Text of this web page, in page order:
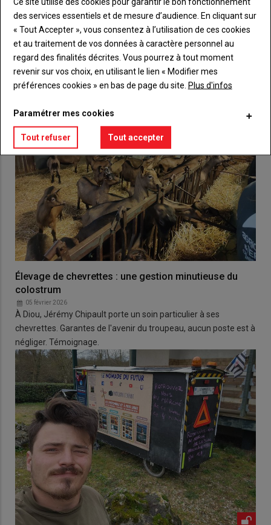
Créez un compte
VOUS AIMEREZ AUSSI
Élevage de chevrettes : une gestion minutieuse du
colostrum
05 février 2026
À Diou, Jérémy Chipault porte un soin particulier à ses
chevrettes. Garantes de l'avenir du troupeau, aucun poste est à
négliger. Témoignage.
des services essentiels et de mesure d’audience. En cliquant sur
« Tout Accepter », vous consentez à l’utilisation de ces cookies
et au traitement de vos données à caractère personnel au
regard des finalités décrites. Vous pourrez à tout moment
revenir sur vos choix, en utilisant le lien « Modifier mes
préférences cookies » en bas de page du site. Plus d'infos
Paramétrer mes cookies
Tout refuser Tout accepter